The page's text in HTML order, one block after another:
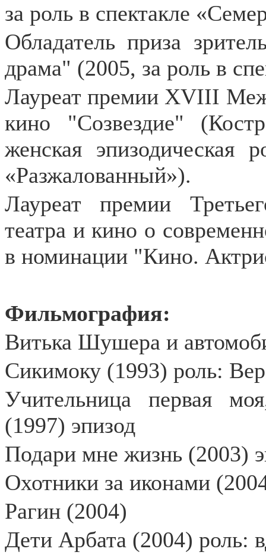
за роль в спектакле
Обладатель приза
драма" (2005, за роль в
Лауреат премии ХVIII
кино "Созвездие"
женская
«Разжалованный»).
Лауреат премии
театра и кино о
в номинации "Кино.
Фильмография:
Витька Шушера и
Сикимоку (1993) роль:
Учительница первая
(1997) эпизод
Подари мне жизнь (2003)
Охотники за иконами
Рагин (2004)
Дети Арбата (2004) роль: